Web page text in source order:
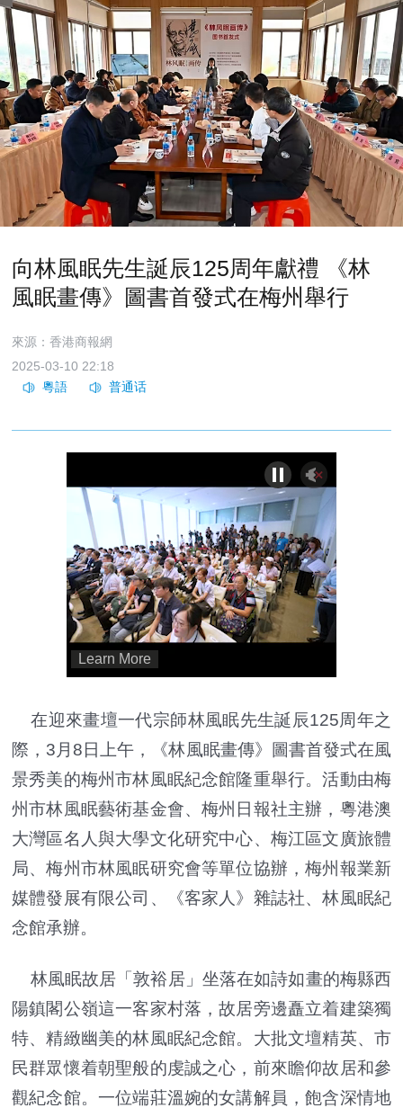
向林風眠先生誕辰125周年獻禮 《林
風眠畫傳》圖書首發式在梅州舉行
來源：香港商報網
2025-03-10 22:18
在迎來畫壇一代宗師林風眠先生誕辰125周年之
際，3月8日上午，《林風眠畫傳》圖書首發式在風
景秀美的梅州市林風眠紀念館隆重舉行。活動由梅
州市林風眠藝術基金會、梅州日報社主辦，粵港澳
大灣區名人與大學文化研究中心、梅江區文廣旅體
局、梅州市林風眠研究會等單位協辦，梅州報業新
媒體發展有限公司、《客家人》雜誌社、林風眠紀
念館承辦。
林風眠故居「敦裕居」坐落在如詩如畫的梅縣西
陽鎮閣公嶺這一客家村落，故居旁邊矗立着建築獨
特、精緻幽美的林風眠紀念館。大批文壇精英、市
民群眾懷着朝聖般的虔誠之心，前來瞻仰故居和參
觀紀念館。一位端莊溫婉的女講解員，飽含深情地